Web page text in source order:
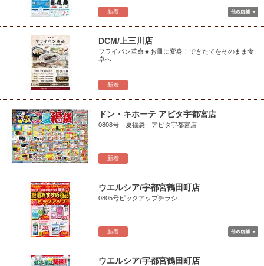
新着
新着
DCM/上三川店
フライパン革命★お皿に変身！できたてをそのまま食
卓へ
新着
ドン・キホーテ アピタ宇都宮店
0808号 夏福袋 アピタ宇都宮店
新着
ウエルシア/宇都宮鶴田町店
0805号ピックアップチラシ
ウエルシア/宇都宮鶴田町店